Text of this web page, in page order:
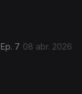
Ep. 7 08 abr. 2026